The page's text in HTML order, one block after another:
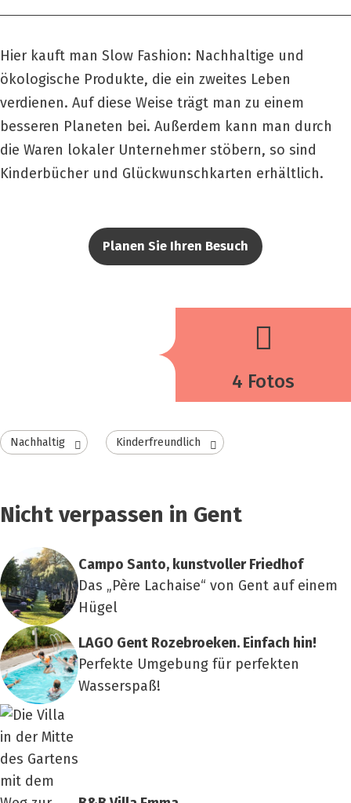
Hier kauft man Slow Fashion: Nachhaltige und
ökologische Produkte, die ein zweites Leben
verdienen. Auf diese Weise trägt man zu einem
besseren Planeten bei. Außerdem kann man durch
die Waren lokaler Unternehmer stöbern, so sind
Kinderbücher und Glückwunschkarten erhältlich.
Planen Sie Ihren Besuch
4 Fotos
Nachhaltig Kinderfreundlich
Nicht verpassen in Gent
Cam­po San­to, kunst­vol­ler Fried­hof
Das „Père Lachaise“ von Gent auf einem
Hügel
LAGO Gent Roze­br­oe­ken. Ein­fach hin!
Perfekte Umgebung für perfekten
Wasserspaß!